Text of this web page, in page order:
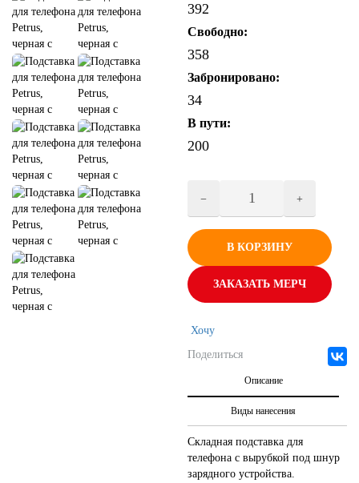
392
Свободно:
358
Забронировано:
34
В пути:
200
В КОРЗИНУ
ЗАКАЗАТЬ МЕРЧ
Хочу
Поделиться
Описание
Виды нанесения
Складная подставка для
телефона с вырубкой под шнур
зарядного устройства.